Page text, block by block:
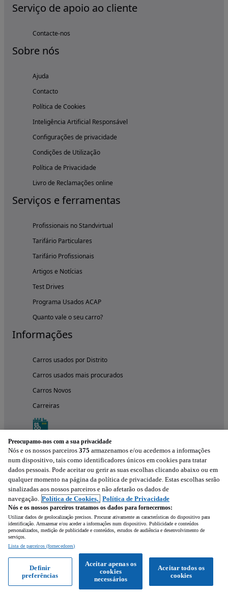
Serviço de apoio ao cliente
Contacte-nos
Sobre nós
Ajuda
Contacto
Política de Cookies
Inteligência Artificial Responsável
Configurações de privacidade
Condições de Utilização
Política de Privacidade
Livro de Reclamações online
Serviços e ferramentas
Profissionais no Standvirtual
Tarifário Particulares
Tarifário Profissionais
Artigos e Notícias
Test Drives
Programa Usados ACAP
Quanto vale o seu carro?
Informações
Carros usados por Distrito
Carros usados mais procurados
Carros Novos
Carreiras
Experimenta a aplicação
Preocupamo-nos com a sua privacidade
Nós e os nossos parceiros 375 armazenamos e/ou acedemos a informações
num dispositivo, tais como identificadores únicos em cookies para tratar
dados pessoais. Pode aceitar ou gerir as suas escolhas clicando abaixo ou em
qualquer momento na página da política de privacidade. Estas escolhas serão
sinalizadas aos nossos parceiros e não afetarão os dados de
navegação. Política de Cookies, Política de Privacidade
Nós e os nossos parceiros tratamos os dados para fornecermos:
Utilizar dados de geolocalização precisos. Procurar ativamente as características do dispositivo para
identificação. Armazenar e/ou aceder a informações num dispositivo. Publicidade e conteúdos
personalizados, medição de publicidade e conteúdos, estudos de audiência e desenvolvimento de
serviços.
Lista de parceiros (fornecedores)
Aceitar todos os
cookies
Aceitar apenas os
cookies
necessários
Definir
preferências